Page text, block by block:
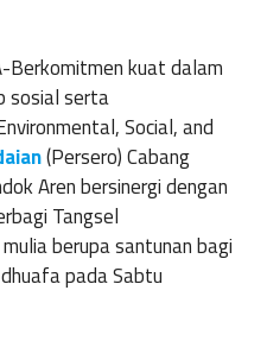
Berkomitmen kuat dalam
sosial serta
Social, and
(Persero) Cabang
Aren bersinergi dengan
Tangsel
berupa santunan bagi
pada Sabtu